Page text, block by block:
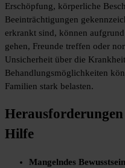
Erschöpfung, körperliche
Beeinträchtigungen
erkrankt sind, können
gehen, Freunde treffen oder
Unsicherheit über die
Behandlungsmöglichkeiten
Familien stark belasten.
Hilfe
Mangelndes